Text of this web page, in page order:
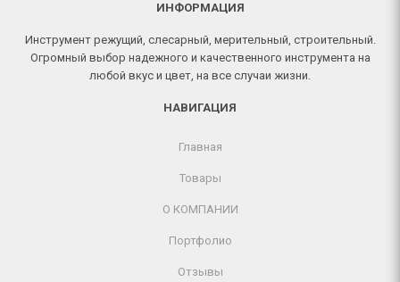
ИНФОРМАЦИЯ
Инструмент режущий, слесарный, мерительный, строительный.
Огромный выбор надежного и качественного инструмента на
любой вкус и цвет, на все случаи жизни.
НАВИГАЦИЯ
Главная
Товары
О КОМПАНИИ
Портфолио
Отзывы